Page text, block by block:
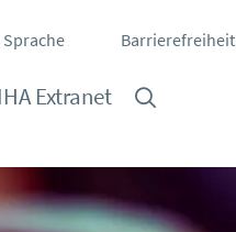
Barrierefreiheit
IHA Extranet